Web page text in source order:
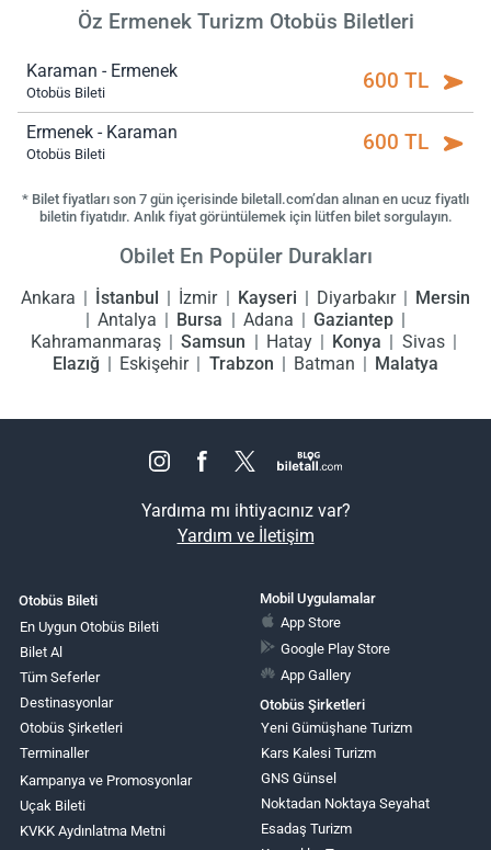
Öz Ermenek Turizm Otobüs Biletleri
Karaman - Ermenek
Otobüs Bileti 600 TL
Ermenek - Karaman
Otobüs Bileti 600 TL
* Bilet fiyatları son 7 gün içerisinde biletall.com’dan alınan en ucuz fiyatlı
biletin fiyatıdır. Anlık fiyat görüntülemek için lütfen bilet sorgulayın.
Obilet En Popüler Durakları
Ankara İstanbul İzmir Kayseri Diyarbakır
Mersin
Antalya
Bursa Adana
Gaziantep
Kahramanmaraş
Samsun Hatay Konya
Sivas
Elazığ
Eskişehir Trabzon Batman Malatya
Yardıma mı ihtiyacınız var?
Yardım ve İletişim
Otobüs Bileti
En Uygun Otobüs Bileti
Bilet Al
Tüm Seferler
Destinasyonlar
Otobüs Şirketleri
Terminaller
Kampanya ve Promosyonlar
Uçak Bileti
KVKK Aydınlatma Metni
Mobil Uygulamalar
App Store
Google Play Store
App Gallery
Otobüs Şirketleri
Yeni Gümüşhane Turizm
Kars Kalesi Turizm
GNS Günsel
Noktadan Noktaya Seyahat
Esadaş Turizm